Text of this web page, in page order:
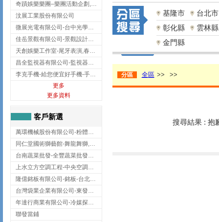
奇蹟娛樂樂團–樂團活動企劃,台中樂團表演,台中婚禮樂團
汶展工業股份有限公司
微展光電有限公司-台中光學鍍膜,optical filter taiwan,台灣光學鍍膜
佳岳景觀有限公司-景觀設計公司,台北景觀設計,台北景觀工程,中山區景觀設計
天創娛樂工作室-尾牙表演,春酒表演,板橋尾牙表演
昌全監視器有限公司-監視器安裝,高雄監視器安裝,鳳山區監視器安裝
李克手機-給您便宜好手機-手機收購,屏東手機收購
更多
更多資料
客戶新選
萬環機械股份有限公司-粉體塗裝設備,輸送機,輸送機設備,台南輸送機
同仁堂國術獅藝館-舞龍舞獅,台中舞龍舞獅
台南蔬菜批發-全豐蔬菜批發專送/台南蔬菜箱宅配到府
上水立方空調工程-中央空調規劃,台北中央空調規劃
隆億銘板有限公司-銘板-台北銘板-板橋銘板
台灣袋業企業有限公司-東發企業社/台中太空袋/太空包
年達行商業有限公司-冷媒探漏儀,壓力錶組,真空泵浦,台北冷凍空調材料
聯發當鋪
基隆市
台北市
彰化縣
雲林縣
金門縣
分區 全區 >> >>
搜尋結果 : 抱